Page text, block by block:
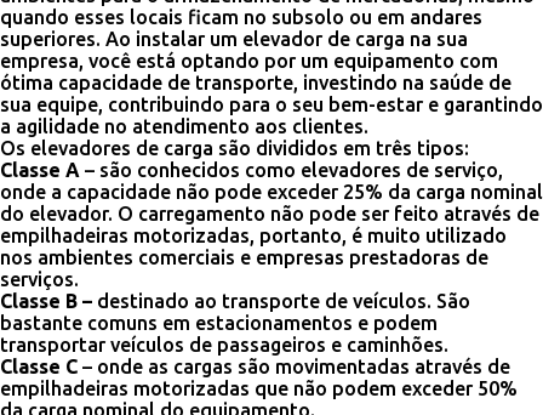
quando esses locais ficam no subsolo ou em andares
superiores. Ao instalar um elevador de carga na sua
empresa, você está optando por um equipamento com
ótima capacidade de transporte, investindo na saúde de
sua equipe, contribuindo para o seu bem-estar e garantindo
a agilidade no atendimento aos clientes.
Os elevadores de carga são divididos em três tipos:
Classe A – são conhecidos como elevadores de serviço,
onde a capacidade não pode exceder 25% da carga nominal
do elevador. O carregamento não pode ser feito através de
empilhadeiras motorizadas, portanto, é muito utilizado
nos ambientes comerciais e empresas prestadoras de
serviços.
Classe B – destinado ao transporte de veículos. São
bastante comuns em estacionamentos e podem
transportar veículos de passageiros e caminhões.
Classe C – onde as cargas são movimentadas através de
empilhadeiras motorizadas que não podem exceder 50%